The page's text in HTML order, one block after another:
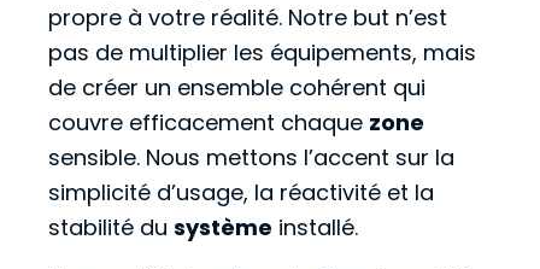
propre à votre réalité. Notre but n’est
pas de multiplier les équipements, mais
de créer un ensemble cohérent qui
couvre efficacement chaque zone
sensible. Nous mettons l’accent sur la
simplicité d’usage, la réactivité et la
stabilité du système installé.